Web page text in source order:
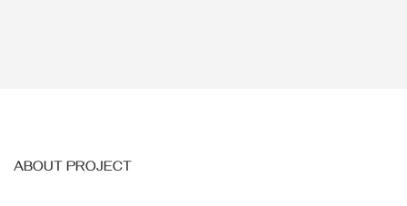
ABOUT PROJECT